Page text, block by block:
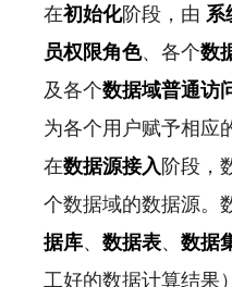
在初始化阶段，由 系
员权限角色、各个数
及各个数据域普通访
为各个用户赋予相应
在数据源接入阶段，
个数据域的数据源。
据库、 数据表、 数据
工好的数据计算结果